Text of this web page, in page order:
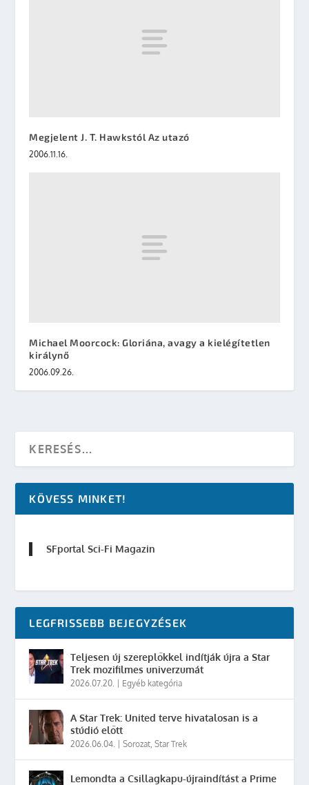
Megjelent J. T. Hawkstól Az utazó
2006.11.16.
Michael Moorcock: Gloriána, avagy a kielégítetlen
királynő
2006.09.26.
KÖVESS MINKET!
SFportal Sci-Fi Magazin
LEGFRISSEBB BEJEGYZÉSEK
Teljesen új szereplőkkel indítják újra a Star
Trek mozifilmes univerzumát
2026.07.20. | Egyéb kategória
A Star Trek: United terve hivatalosan is a
stúdió előtt
2026.06.04. |Sorozat ,Star Trek
Lemondta a Csillagkapu-újraindítást a Prime